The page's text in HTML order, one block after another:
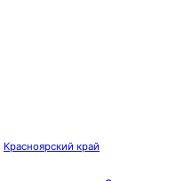
Красноярский край